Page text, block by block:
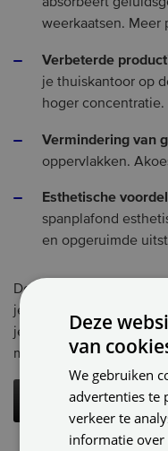
absorbeert
weerkaatsen. Meer
Verbeterde
je thuiskantoor op
hoger concentratie.
Vermindering van
oppervlakken.
Esthetische
spanplafond
en opgeruimde
Door
je veel akoestisch
je zolder jarenlang
meer te verven. Wil je
Lees hier meer
Deze
van
We gebruiken
advertenties te
verkeer te
informatie over